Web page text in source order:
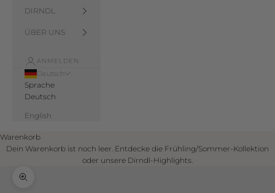
DIRNDL
ÜBER UNS
ANMELDEN
Deutsch
Sprache
Deutsch
English
Warenkorb
Dein Warenkorb ist noch leer. Entdecke die Frühling/Sommer-Kollektion
oder unsere Dirndl-Highlights.
Bild vergrößern